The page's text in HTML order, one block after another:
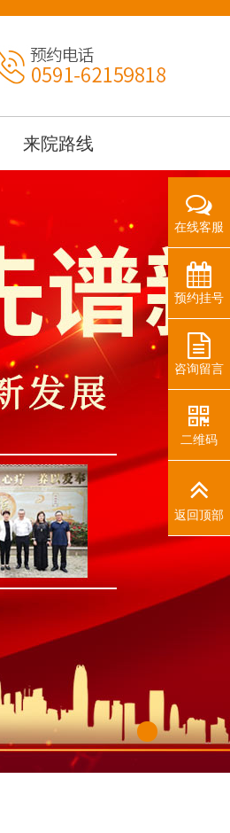
来院路线
在线客服
预约挂号
咨询留言
二维码
返回顶部